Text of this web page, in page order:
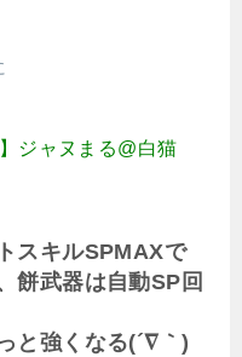
ジャヌまる@白猫
スキルSPMAXで
餅武器は自動SP回
と強くなる(´∇｀)